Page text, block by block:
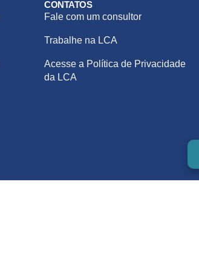
CONTATOS
Fale com um consultor
Trabalhe na LCA
Acesse a Política de Privacidade
da LCA